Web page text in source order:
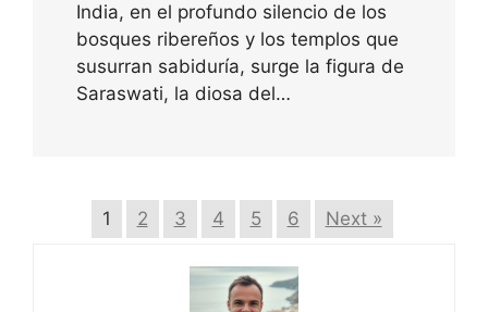
India, en el profundo silencio de los
bosques ribereños y los templos que
susurran sabiduría, surge la figura de
Saraswati, la diosa del…
1 2 3 4 5 6 Next »